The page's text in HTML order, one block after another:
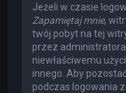
Jeżeli w czasie
Zapamiętaj mnie,
twój pobyt na tej
przez
niewłaściwemu
innego. Aby
podczas logowania